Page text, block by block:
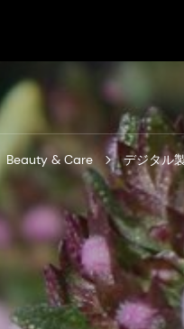
Beauty & Care デジタル